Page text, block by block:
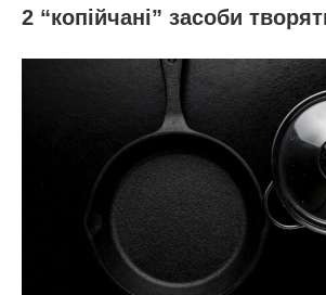
2 “копійчані” засоби